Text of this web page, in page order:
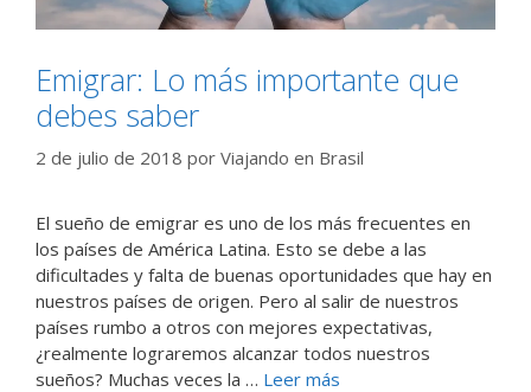
Emigrar: Lo más importante que
debes saber
2 de julio de 2018 por Viajando en Brasil
El sueño de emigrar es uno de los más frecuentes en
los países de América Latina. Esto se debe a las
dificultades y falta de buenas oportunidades que hay en
nuestros países de origen. Pero al salir de nuestros
países rumbo a otros con mejores expectativas,
¿realmente lograremos alcanzar todos nuestros
sueños? Muchas veces la … Leer más